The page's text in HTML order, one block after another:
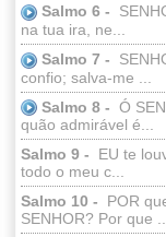
Salmo 6 -
na tua ira, ne...
Salmo 7 -
confio; salva-me ...
Salmo 8 - Ó
quão admirável é...
Salmo 9 -
EU te
todo o meu c...
Salmo 10 -
POR
SENHOR? Por que